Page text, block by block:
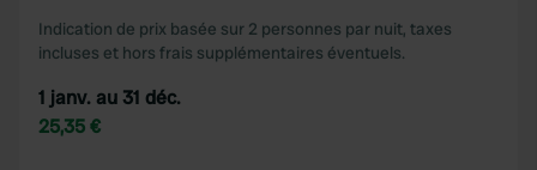
Indication de prix basée sur 2 personnes par nuit, taxes
incluses et hors frais supplémentaires éventuels.
1 janv. au 31 déc.
25,35 €